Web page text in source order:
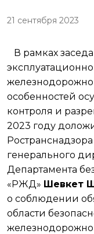
21 сентября 2023
В рамках
особенностей
контроля и
2023 году
Ространснадзора
генерального
Департамента
«РЖД» Шевкет
о соблюдении
области